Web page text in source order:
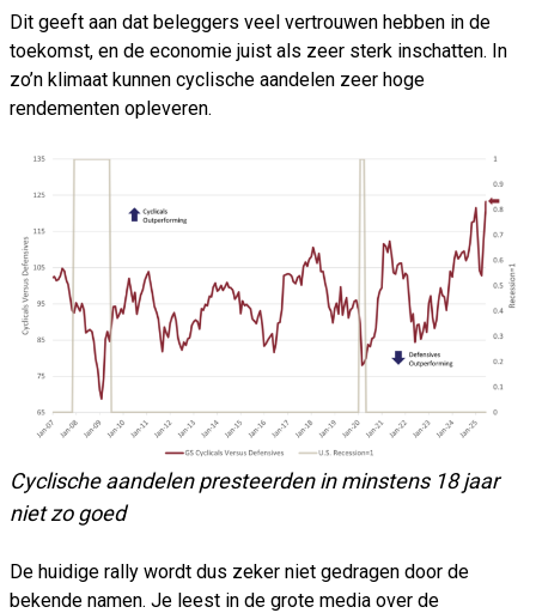
Dit geeft aan dat beleggers veel vertrouwen hebben in de
toekomst, en de economie juist als zeer sterk inschatten. In
zo’n klimaat kunnen cyclische aandelen zeer hoge
rendementen opleveren.
Cyclische aandelen presteerden in minstens 18 jaar
niet zo goed
De huidige rally wordt dus zeker niet gedragen door de
bekende namen. Je leest in de grote media over de